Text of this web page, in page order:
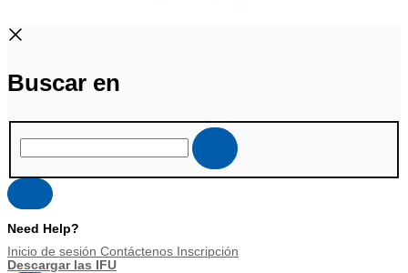
Buscar en
Need Help?
Inicio de sesión Contáctenos Inscripción
Descargar las IFU